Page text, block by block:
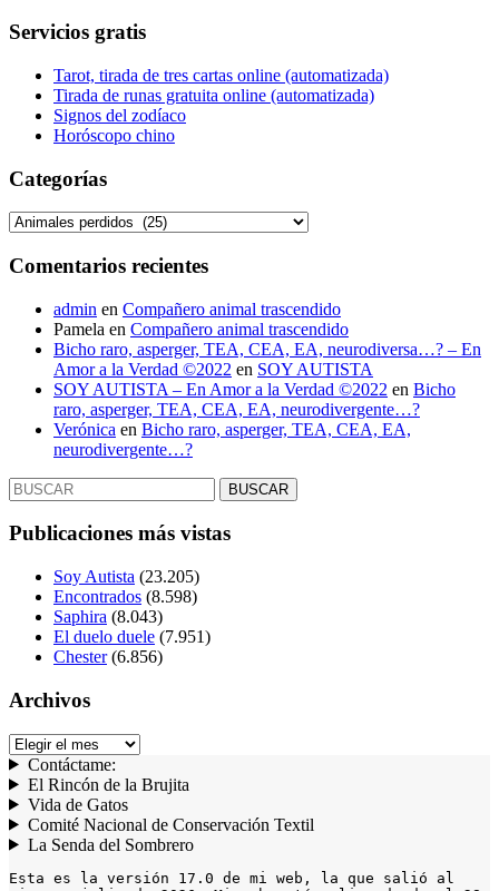
Servicios gratis
Tarot, tirada de tres cartas online (automatizada)
Tirada de runas gratuita online (automatizada)
Signos del zodíaco
Horóscopo chino
Categorías
Categorías
Comentarios recientes
admin en Compañero animal trascendido
Pamela en Compañero animal trascendido
Bicho raro, asperger, TEA, CEA, EA, neurodiversa…? – En
Amor a la Verdad ©2022 en SOY AUTISTA
SOY AUTISTA – En Amor a la Verdad ©2022 en Bicho
raro, asperger, TEA, CEA, EA, neurodivergente…?
Verónica en Bicho raro, asperger, TEA, CEA, EA,
neurodivergente…?
Buscar:
Publicaciones más vistas
Soy Autista (23.205)
Encontrados (8.598)
Saphira (8.043)
El duelo duele (7.951)
Chester (6.856)
Archivos
Archivos
Contáctame:
El Rincón de la Brujita
Vida de Gatos
Comité Nacional de Conservación Textil
La Senda del Sombrero
Esta es la versión 17.0 de mi web, la que salió al